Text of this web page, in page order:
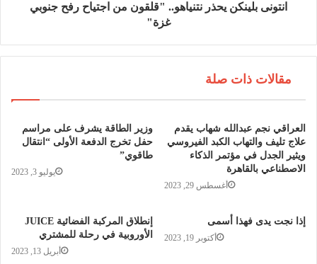
انتونى بلينكن يحذر نتنياهو.. "قلقون من اجتياح رفح جنوبي
غزة"
مقالات ذات صلة
وزير الطاقة يشرف على مراسم
حفل تخرج الدفعة الأولى “انتقال
طاقوي”
يوليو 3, 2023
العراقي نجم عبدالله شهاب يقدم
علاج تليف والتهاب الكبد الفيروسي
ويثير الجدل في مؤتمر الذكاء
الاصطناعي بالقاهرة
أغسطس 29, 2023
إنطلاق المركبة الفضائية JUICE
الأوروبية في رحلة للمشتري
أبريل 13, 2023
إذا نجت يدى فهذا أسمى
أكتوبر 19, 2023